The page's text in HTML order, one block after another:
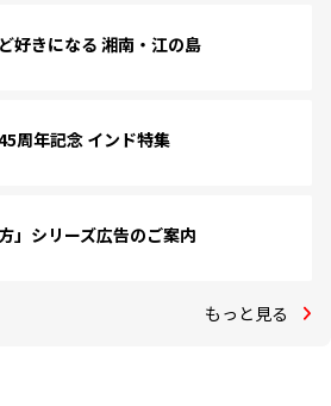
好きになる 湘南・江の島
周年記念 インド特集
」シリーズ広告のご案内
もっと見る